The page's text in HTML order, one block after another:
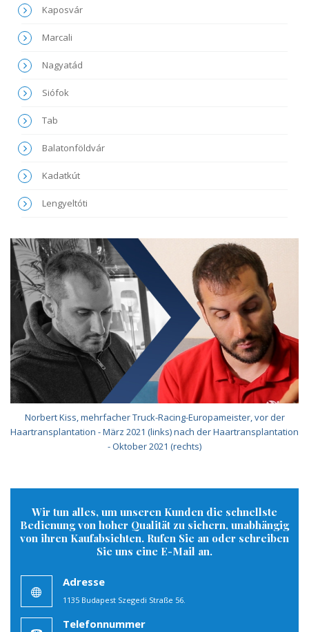
Norbert Kiss, mehrfacher Truck-Racing-Europameister, vor der
Haartransplantation - März 2021 (links) nach der Haartransplantation
- Oktober 2021 (rechts)